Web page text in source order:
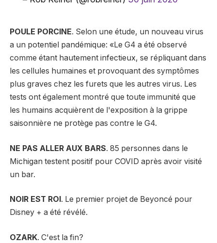
POULE PORCINE. Selon une étude, un nouveau virus
a un potentiel pandémique: «Le G4 a été observé
comme étant hautement infectieux, se répliquant dans
les cellules humaines et provoquant des symptômes
plus graves chez les furets que les autres virus. Les
tests ont également montré que toute immunité que
les humains acquièrent de l'exposition à la grippe
saisonnière ne protège pas contre le G4.
NE PAS ALLER AUX BARS. 85 personnes dans le
Michigan testent positif pour COVID après avoir visité
un bar.
NOIR EST ROI . Le premier projet de Beyoncé pour
Disney + a été révélé.
OZARK. C'est la fin?